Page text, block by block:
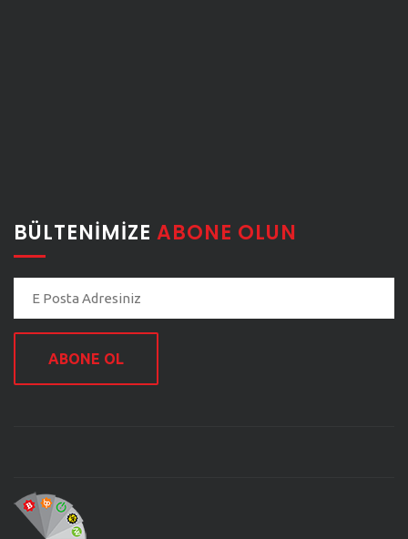
BÜLTENIMIZE ABONE OLUN
ABONE OL